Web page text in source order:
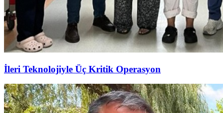
İleri Teknolojiyle Üç Kritik Operasyon